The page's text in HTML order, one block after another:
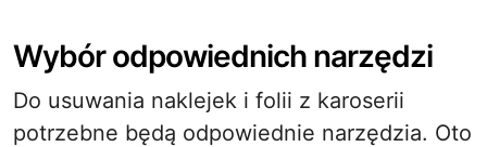
Wybór odpowiednich narzędzi
Do usuwania naklejek i folii z karoserii
potrzebne będą odpowiednie narzędzia. Oto